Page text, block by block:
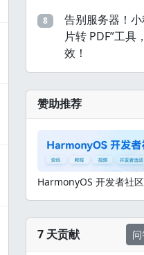
8
告别服务器！
片转 PDF”工具
效！
赞助推荐
HarmonyOS 开发者社区
7 天贡献